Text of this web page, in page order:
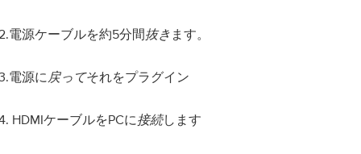
電源ケーブルを約5分間抜き ます。
電源に戻ってそれをプラグイン
HDMIケーブルをPCに接続します